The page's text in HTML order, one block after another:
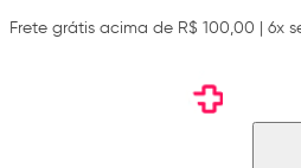
Frete grátis acima de R$ 100,00 | 6x